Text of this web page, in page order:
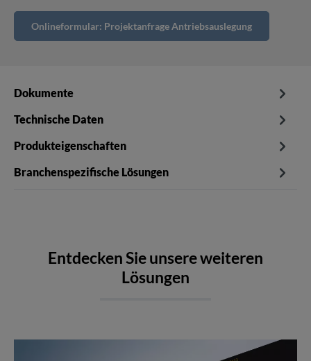
Onlineformular: Projektanfrage Antriebsauslegung
Dokumente
Technische Daten
Produkteigenschaften
Branchenspezifische Lösungen
Entdecken Sie unsere weiteren
Lösungen